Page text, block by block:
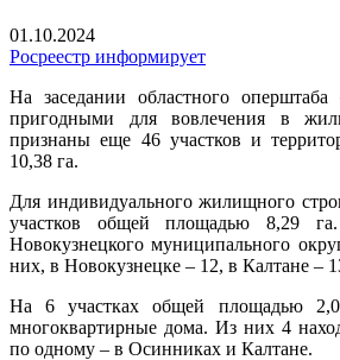
01.10.2024
Росреестр информирует
На заседании областного оперштаба
пригодными для вовлечения в
признаны еще 46 участков и
10,38 га.
Для индивидуального жилищного
участков общей площадью 8,29
Новокузнецкого муниципального
них, в Новокузнецке – 12, в Калтане –
На 6 участках общей площадью
многоквартирные дома. Из них 4
по одному – в Осинниках и Калтане.